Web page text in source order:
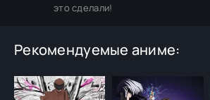
это сделали!
Рекомендуемые аниме: